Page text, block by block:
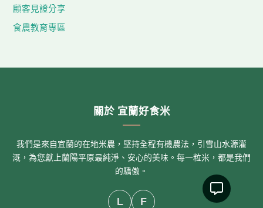
顧客見證分享
食農教育專區
關於 宜蘭好食米
我們是來自宜蘭的在地米農，堅持全程有機農法，引雪山水源灌
溉，為您獻上蘭陽平原最純淨、安心的美味。每一粒米，都是我們
的驕傲。
L F